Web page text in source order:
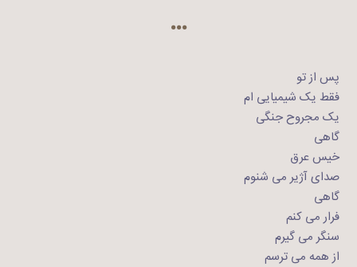
…
پس از تو
فقط یک شیمیایی ام
یک مجروح جنگی
گاهی
خیس عرق
صدای آژیر می شنوم
گاهی
فرار می کنم
سنگر می گیرم
از همه می ترسم